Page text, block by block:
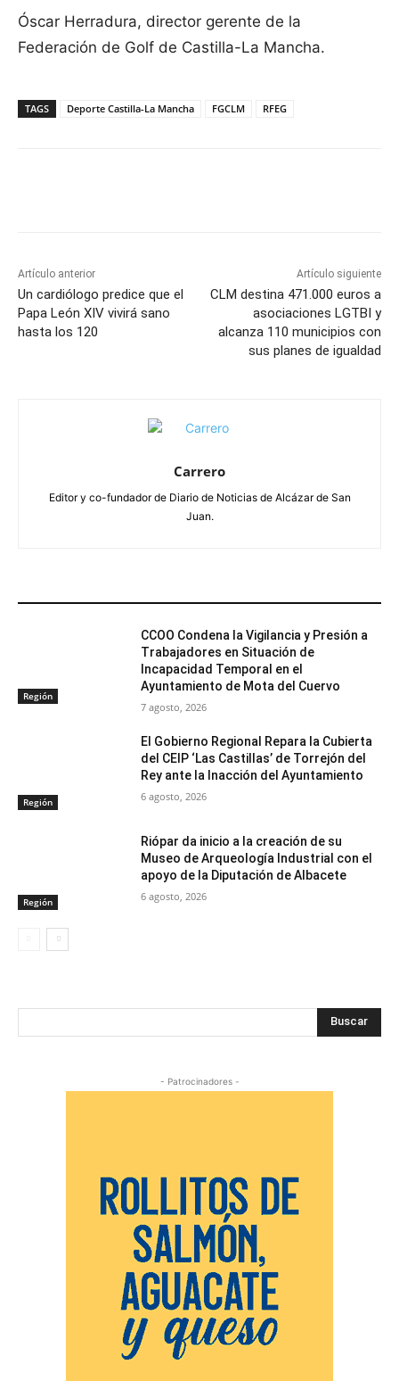
Óscar Herradura, director gerente de la
Federación de Golf de Castilla-La Mancha.
TAGS Deporte Castilla-La Mancha FGCLM RFEG
Artículo anterior
Un cardiólogo predice que el
Papa León XIV vivirá sano
hasta los 120
Artículo siguiente
CLM destina 471.000 euros a
asociaciones LGTBI y
alcanza 110 municipios con
sus planes de igualdad
Carrero
Editor y co-fundador de Diario de Noticias de Alcázar de San
Juan.
Región
CCOO Condena la Vigilancia y Presión a
Trabajadores en Situación de
Incapacidad Temporal en el
Ayuntamiento de Mota del Cuervo
7 agosto, 2026
Región
El Gobierno Regional Repara la Cubierta
del CEIP ‘Las Castillas’ de Torrejón del
Rey ante la Inacción del Ayuntamiento
6 agosto, 2026
Región
Riópar da inicio a la creación de su
Museo de Arqueología Industrial con el
apoyo de la Diputación de Albacete
6 agosto, 2026
Buscar
- Patrocinadores -